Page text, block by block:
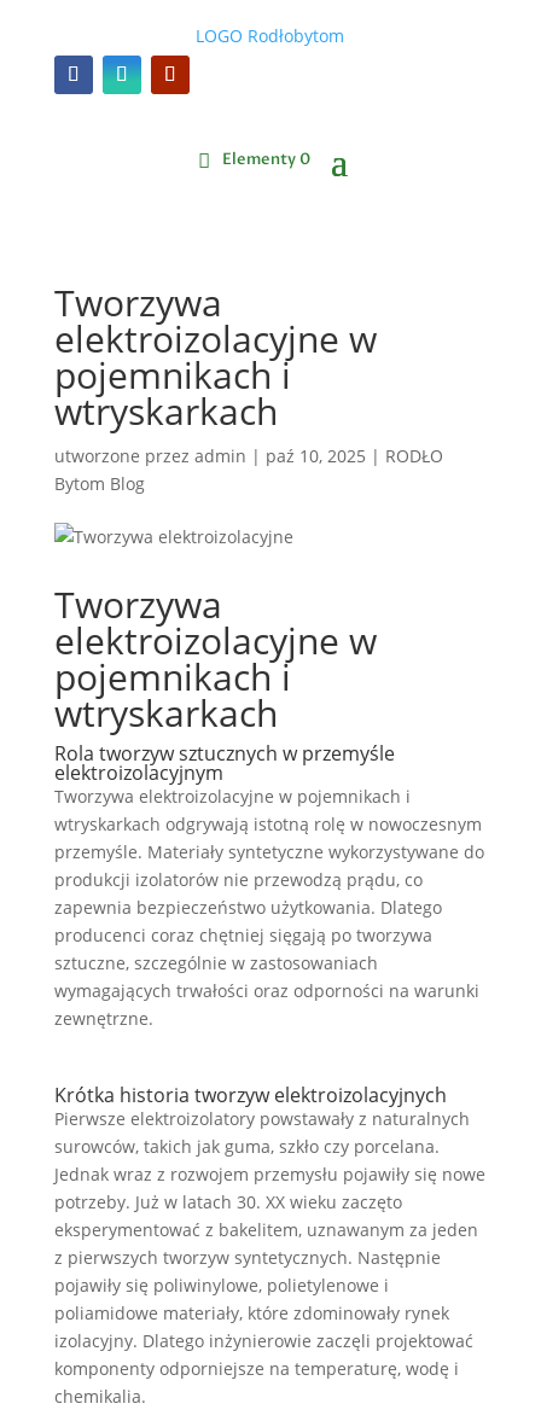
Elementy 0
Tworzywa
elektroizolacyjne w
pojemnikach i
wtryskarkach
utworzone przez admin | paź 10, 2025 | RODŁO
Bytom Blog
Tworzywa
elektroizolacyjne w
pojemnikach i
wtryskarkach
Rola tworzyw sztucznych w przemyśle
elektroizolacyjnym
Tworzywa elektroizolacyjne w pojemnikach i
wtryskarkach odgrywają istotną rolę w nowoczesnym
przemyśle. Materiały syntetyczne wykorzystywane do
produkcji izolatorów nie przewodzą prądu, co
zapewnia bezpieczeństwo użytkowania. Dlatego
producenci coraz chętniej sięgają po tworzywa
sztuczne, szczególnie w zastosowaniach
wymagających trwałości oraz odporności na warunki
zewnętrzne.
Krótka historia tworzyw elektroizolacyjnych
Pierwsze elektroizolatory powstawały z naturalnych
surowców, takich jak guma, szkło czy porcelana.
Jednak wraz z rozwojem przemysłu pojawiły się nowe
potrzeby. Już w latach 30. XX wieku zaczęto
eksperymentować z bakelitem, uznawanym za jeden
z pierwszych tworzyw syntetycznych. Następnie
pojawiły się poliwinylowe, polietylenowe i
poliamidowe materiały, które zdominowały rynek
izolacyjny. Dlatego inżynierowie zaczęli projektować
komponenty odporniejsze na temperaturę, wodę i
chemikalia.